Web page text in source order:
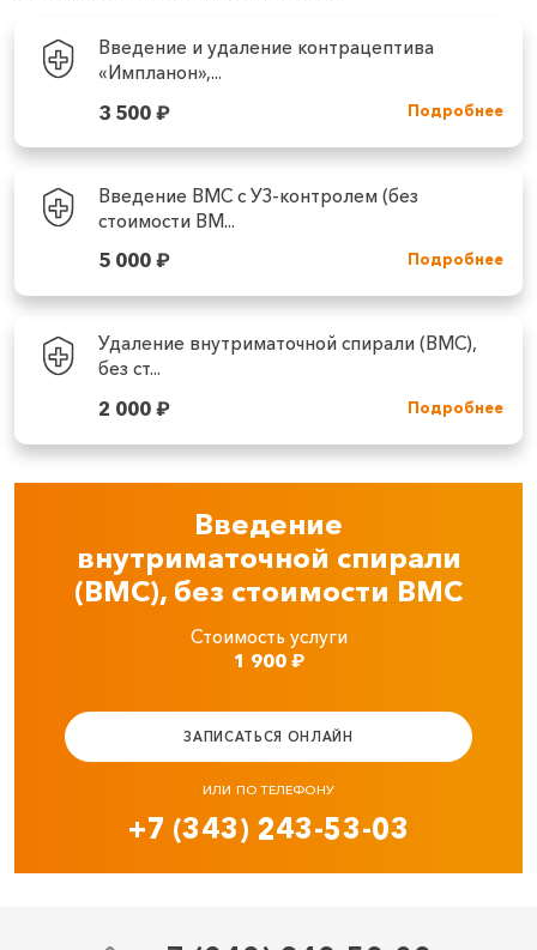
Введение и удаление контрацептива
«Импланон»,...
3 500₽ Подробнее
Введение ВМС с УЗ-контролем (без
стоимости ВМ...
5 000₽ Подробнее
Удаление внутриматочной спирали (ВМС),
без ст...
2 000₽ Подробнее
Введение
внутриматочной спирали
(ВМС), без стоимости ВМС
Стоимость услуги
1 900₽
ЗАПИСАТЬСЯ ОНЛАЙН
ИЛИ ПО ТЕЛЕФОНУ
+7 (343) 243-53-03